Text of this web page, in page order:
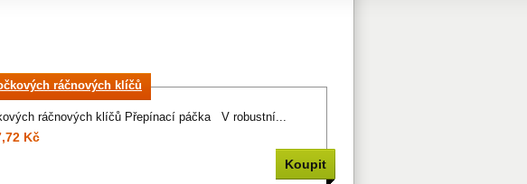
ráčnových klíčů
ráčnových klíčů Přepínací páčka V robustní...
Kč